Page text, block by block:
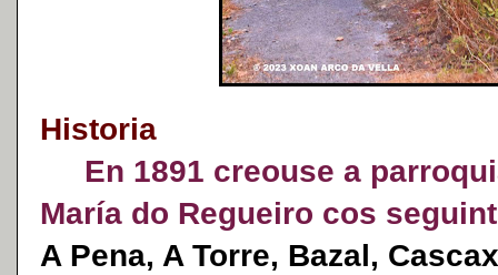
Historia
En 1891 creouse a
María do Regueiro cos
A Pena, A Torre, Bazal,